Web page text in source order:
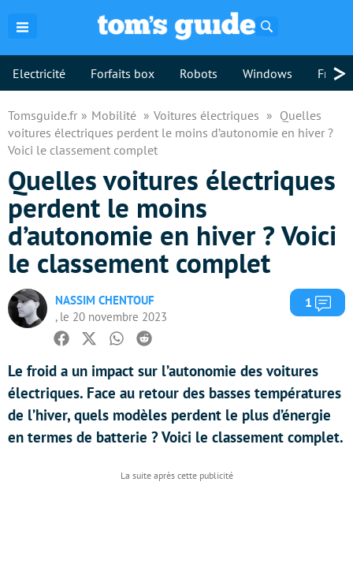
Electricité Forfaits box Robots Windows >
Tomsguide.fr Mobilité Voitures électriques
Quelles
voitures électriques perdent le moins d’autonomie en hiver ?
Voici le classement complet
Quelles voitures électriques
perdent le moins
d’autonomie en hiver ? Voici
le classement complet
NASSIM CHENTOUF
, le 20 novembre 2023
1
Facebook
TwitterWhatsapp
Reddit
Le froid a un impact sur l’autonomie des voitures
électriques. Face au retour des basses températures
de l’hiver, quels modèles perdent le plus d’énergie
en termes de batterie ? Voici le classement complet.